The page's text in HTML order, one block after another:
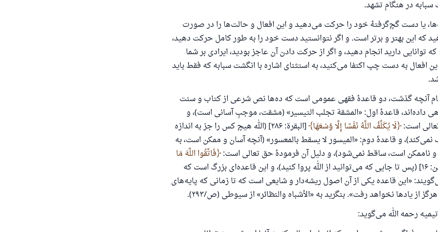
یا دست گچ‌گرفتهٔ خود را حرکت می‌دهید و این افعال و حالت‌ها را در صورت
که این بهتر و برتر است. و اگر نتوانستید دست خود را به طور کامل حرکت دهید،
توانایی دارید انجام دهید، و اگر از حرکت دادن آن عاجز بودید، ایرادی بر شما
افعال به دست چپ اکتفا می‌کنید، به استثنای اشاره با انگشت سبابه که فقط باید
آنچه گذشت، دو قاعدهٔ فقهی عمومی است که ده‌ها نص شرعی از کتاب و سنت
داده‌اند، قاعدهٔ اول: «المشقة تجلب التيسير» (مشقت، موجبِ آسانی است)، و
است: لَا يُكَلِّفُ اللَّهُ نَفْسًا إِلَّا وُسْعَهَا
[البقرة: ۲۸۶] (الله هیچ کس را جز به اندازه
نمی‌کند)، و قاعدهٔ دوم: «الميسور لا يسقط بالمعسور» (آنچه آسان و ممکن است، به
ناممکن است، ساقط نمی‌شود)، و دلیل آن فرمودهٔ حق تعالی است: فَاتَّقُوا اللَّهَ مَا
[التغابن: ۱۶] (پس تا جایی که می‌توانید از الله پروا کنید)، و این قاعده‌ای بزرگ است که
«این قاعده یکی از آن اصول ریشه‌دار و شایعی است که تا زمانی که پایه‌های
از یادها نخواهد رفت». بنگرید به «الأشباه والنظائر» از سیوطی (ص/۲۹۳).
رحمه الله می‌گوید:
زندگی زناشویی را نجات داد.
تا پاسخ، کمک مالی شما «اسلام سوال و جواب» را یاری می‌دهد.
رسول الله صلی الله علیه وسلم می‌فرماید
به سوی خیری راهنمایی کند مانند پاداش انجام دهنده‌اش را خواهد
داشت
(مسلم: ۱۸۹۳)
همکاری